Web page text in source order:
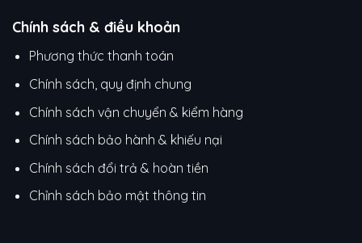
Chính sách & điều khoản
Phương thức thanh toán
Chính sách, quy định chung
Chính sách vận chuyển & kiểm hàng
Chính sách bảo hành & khiếu nại
Chính sách đổi trả & hoàn tiền
Chỉnh sách bảo mật thông tin